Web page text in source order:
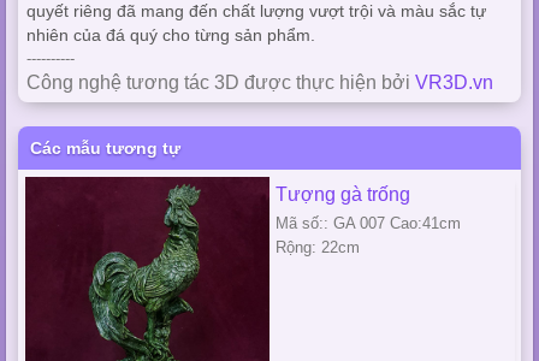
quyết riêng đã mang đến chất lượng vượt trội và màu sắc tự
nhiên của đá quý cho từng sản phẩm.
----------
Công nghệ tương tác 3D được thực hiện bởi VR3D.vn
Các mẫu tương tự
Tượng gà trống
Mã số:: GA 007 Cao:41cm
Rộng: 22cm